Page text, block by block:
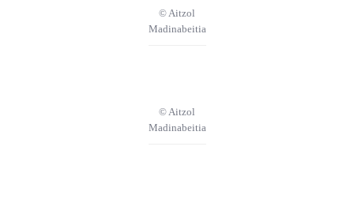
© Aitzol
Madinabeitia
© Aitzol
Madinabeitia